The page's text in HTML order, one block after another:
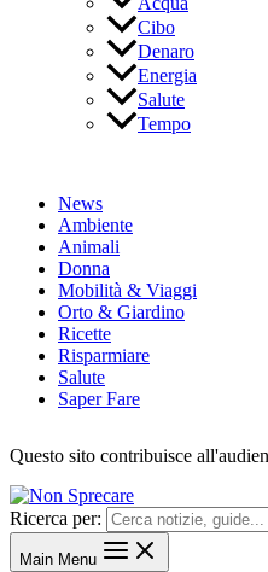
Cibo
Denaro
Energia
Salute
Tempo
News
Ambiente
Animali
Donna
Mobilità & Viaggi
Orto & Giardino
Ricette
Risparmiare
Salute
Saper Fare
Questo sito contribuisce
Ricerca per:
Main Menu